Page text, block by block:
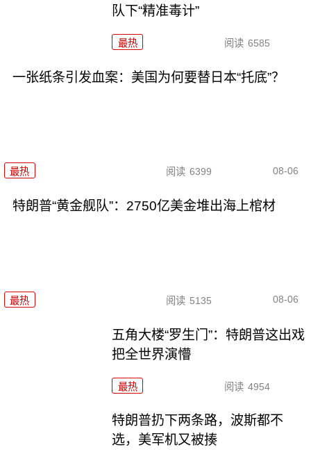
队下“精准毒计”
最热 阅读 6585
一张纸条引发血案：美国为何要替日本“托底”？
最热 阅读 6399 08-06
特朗普“黄金舰队”：2750亿美金堆出海上棺材
最热 阅读 5135 08-06
五角大楼“罗生门”：特朗普这出戏
把全世界演懵
最热 阅读 4954
特朗普扔下两条路，波斯都不
选，美军机又被揍